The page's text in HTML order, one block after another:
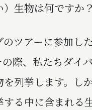
生物は何ですか？
ツアーに参加し
際、私たちダイ
列挙します。し
る中に含まれる